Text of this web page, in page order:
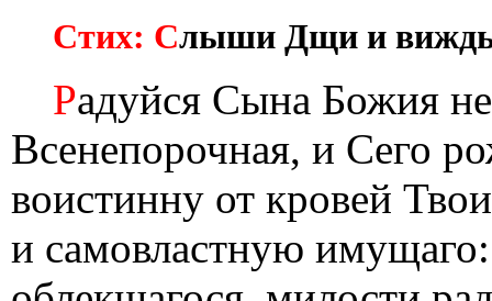
Стих: Слыши Дщи и
Радуйся Сына Божия
Всенепорочная, и Сего
воистинну от кровей
и самовластную